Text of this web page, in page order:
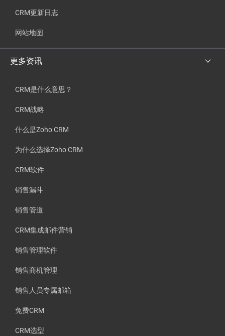
CRM更新日志
网站地图
更多资讯
CRM是什么意思？
CRM战略
什么是Zoho CRM
为什么选择Zoho CRM
CRM软件
销售漏斗
销售管道
CRM集成邮件营销
销售管理软件
销售商机管理
销售人员专属邮箱
免费CRM
CRM选型